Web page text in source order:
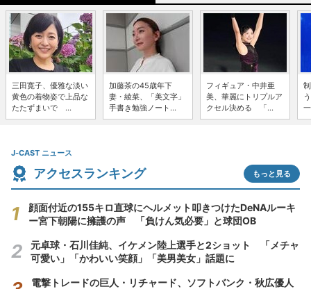
三田寛子、優雅な淡い
黄色の着物姿で上品な
たたずまいで ...
加藤茶の45歳年下
妻・綾菜、「美文字」
手書き勉強ノート...
フィギュア・中井亜
美、華麗にトリプルア
クセル決める 「...
J-CAST ニュース
アクセスランキング もっと見る
顔面付近の155キロ直球にヘルメット叩きつけたDeNAルーキ
ー宮下朝陽に擁護の声 「負けん気必要」と球団OB
元卓球・石川佳純、イケメン陸上選手と2ショット 「メチャ
可愛い」「かわいい笑顔」「美男美女」話題に
電撃トレードの巨人・リチャード、ソフトバンク・秋広優人